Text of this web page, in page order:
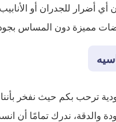
أي أضرار للجدران أو
مميزة دون المساس
ترحب بكم حيث نفخر
ندرك تمامًا أن